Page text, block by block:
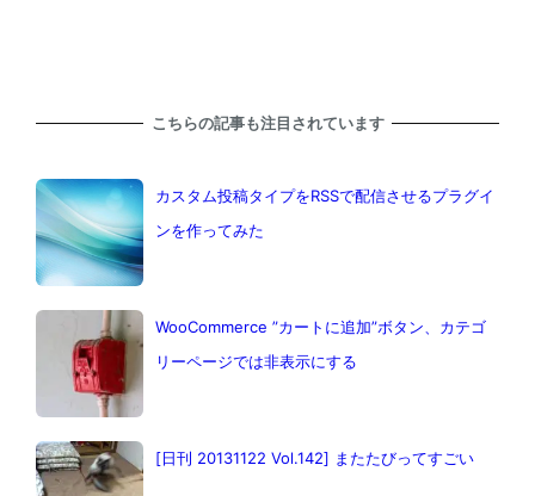
こちらの記事も注目されています
カスタム投稿タイプをRSSで配信させるプラグイ
ンを作ってみた
WooCommerce ”カートに追加”ボタン、カテゴ
リーページでは非表示にする
[日刊 20131122 Vol.142] またたびってすごい